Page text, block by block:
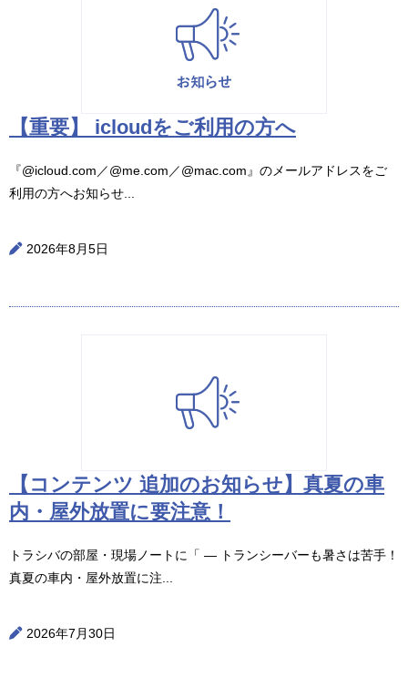
【重要】 icloudをご利用の方へ
『@icloud.com／@me.com／@mac.com』のメールアドレスをご
利用の方へお知らせ...
2026年8月5日
【コンテンツ 追加のお知らせ】真夏の車
内・屋外放置に要注意！
トラシバの部屋・現場ノートに「 ― トランシーバーも暑さは苦手！
真夏の車内・屋外放置に注...
2026年7月30日